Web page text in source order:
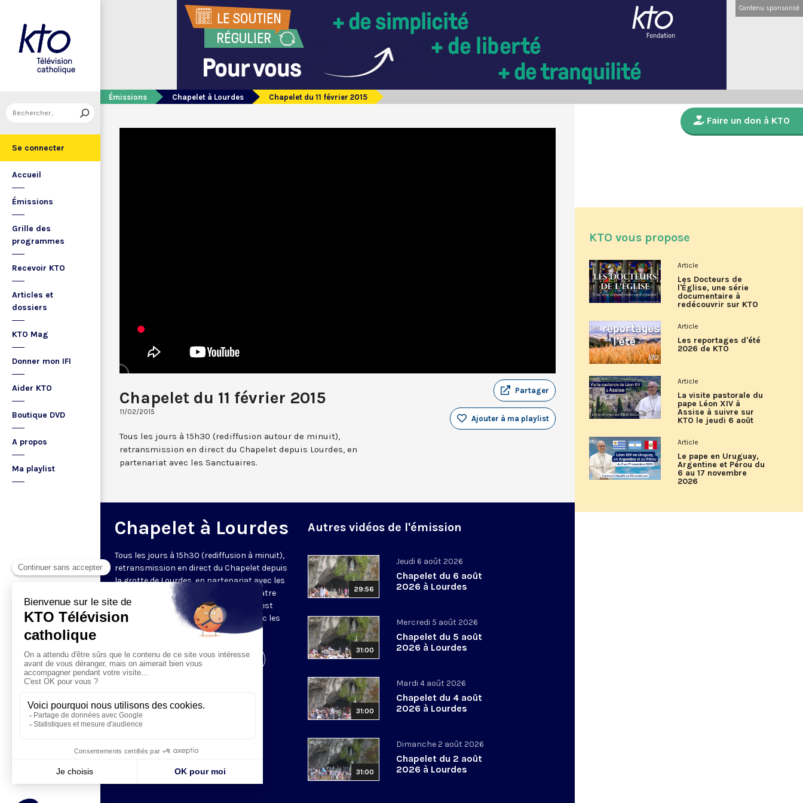
Se connecter
Accueil
Émissions
Grille des
programmes
Recevoir KTO
Articles et
dossiers
KTO Mag
Donner mon IFI
Aider KTO
Boutique DVD
A propos
Ma playlist
Contenu sponsorisé
Émissions Chapelet à Lourdes Chapelet du 11 février 2015
Chapelet du 11 février 2015
11/02/2015
Partager
Ajouter à ma playlist
Tous les jours à 15h30 (rediffusion autour de minuit),
retransmission en direct du Chapelet depuis Lourdes, en
partenariat avec les Sanctuaires.
Chapelet à Lourdes
Tous les jours à 15h30 (rediffusion à minuit),
retransmission en direct du Chapelet depuis
la grotte de Lourdes, en partenariat avec les
Sanctuaires. Chaque jour, l'une des quatre
méditations des mystères du Rosaire est
proposée en communion de prière avec les
Visiter la page de l'émission
Autres vidéos de l'émission
29:56
Jeudi 6 août 2026
Chapelet du 6 août
2026 à Lourdes
31:00
Mercredi 5 août 2026
Chapelet du 5 août
2026 à Lourdes
31:00
Mardi 4 août 2026
Chapelet du 4 août
2026 à Lourdes
31:00
Dimanche 2 août 2026
Chapelet du 2 août
2026 à Lourdes
Faire un don à KTO
KTO vous propose
Article
Les Docteurs de
l'Église, une série
documentaire à
redécouvrir sur KTO
Article
Les reportages d'été
2026 de KTO
Article
La visite pastorale du
pape Léon XIV à
Assise à suivre sur
KTO le jeudi 6 août
Article
Le pape en Uruguay,
Argentine et Pérou du
6 au 17 novembre
2026